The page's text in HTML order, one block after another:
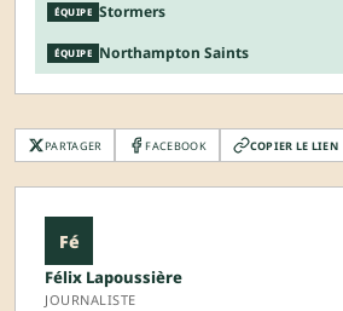
ÉQUIPE Stormers
ÉQUIPE Northampton Saints
PARTAGER FACEBOOK COPIER LE LIEN
Fé
Félix Lapoussière
JOURNALISTE